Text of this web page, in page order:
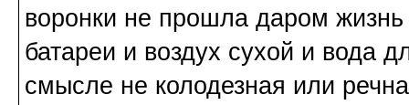
воронки не прошла даром жизнь
батареи и воздух сухой и вода
смысле не колодезная или